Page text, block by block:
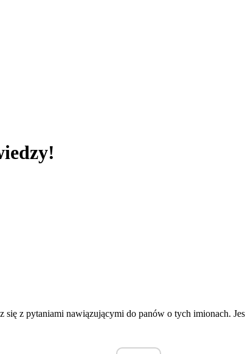
z pytaniami nawiązującymi do panów o tych imionach.